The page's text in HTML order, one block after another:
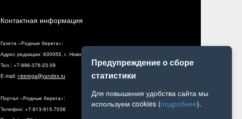
Контактная информация
Газета «Родные берега»:
Адрес редакции: 630055, г. Новосибирск, ул. Разъездная, 10, оф. 5
Тел.: +7-996-376-23-59
E-mail: r-berega@yandex.ru
Портал «Родные берега»:
Телефон: +7-913-915-7036
Предупреждение о сборе
статистики
Для повышения удобства сайта мы
используем cookies (подробнее).